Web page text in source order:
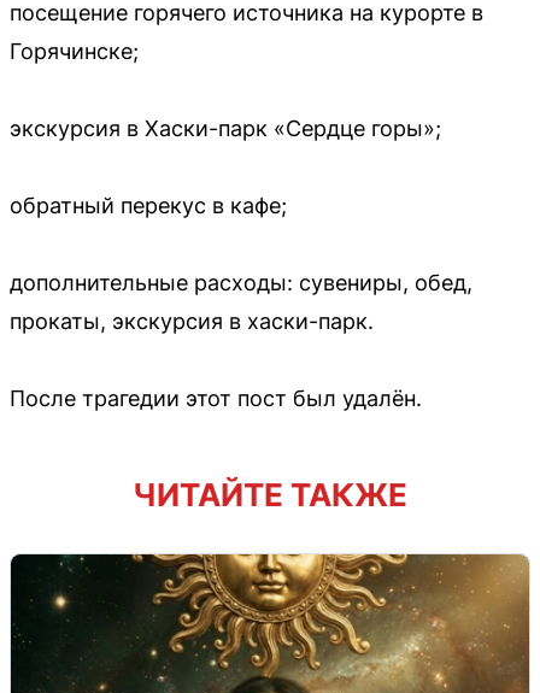
посещение горячего источника на курорте в
Горячинске;
экскурсия в Хаски-парк «Сердце горы»;
обратный перекус в кафе;
дополнительные расходы: сувениры, обед,
прокаты, экскурсия в хаски-парк.
После трагедии этот пост был удалён.
ЧИТАЙТЕ ТАКЖЕ